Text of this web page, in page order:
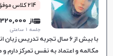
214 کلاس موفق
از 320,000 تومان
جلسه ۱ ساعتی
با بیش از ۶ سال تجربه
مکالمه و اعتماد به نفس تمرکز